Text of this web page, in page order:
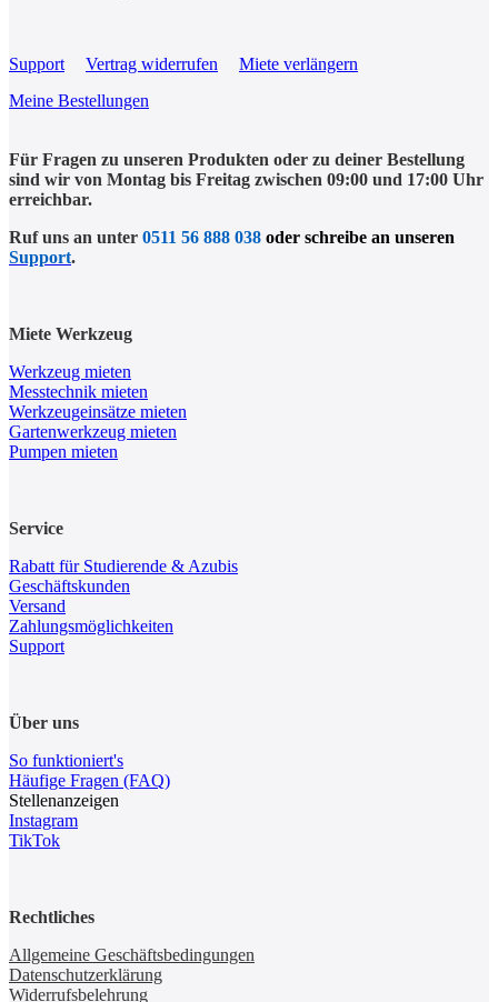
Support Vertrag widerrufen
Miete verlängern
Meine Bestellungen
Für Fragen zu unseren Produkten oder zu deiner Bestellung
sind wir von Montag bis Freitag zwischen 09:00 und 17:00 Uhr
erreichbar.
Ruf uns an unter 0511 56 888 038 oder schreibe an unseren
Support.
Miete Werkzeug
Werkzeug mieten
Messtechnik mieten
Werkzeugeinsätze mieten
Gartenwerkzeug mieten
Pumpen mieten
Service
Rabatt für Studierende & Azubis
Geschäftskunden
Versand
Zahlungsmöglichkeiten
Support
Über uns
So funktioniert's
Häufige Fragen (FAQ)
Stellenanzeigen
Instagram
TikTok
Rechtliches
Allgemeine Geschäftsbedingungen
Datenschutzerklärung
Widerrufsbelehrung